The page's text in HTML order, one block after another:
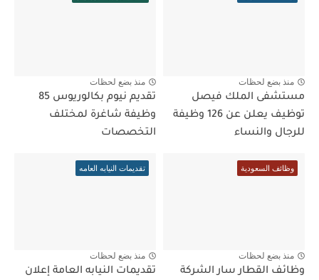
منذ بضع لحظات
مستشفى الملك فيصل
توظيف يعلن عن 126 وظيفة
للرجال والنساء
منذ بضع لحظات
تقديم نيوم بكالوريوس 85
وظيفة شاغرة لمختلف
التخصصات
وظائف السعودية
منذ بضع لحظات
وظائف القطار سار الشركة
تقديمات النيابه العامه
منذ بضع لحظات
تقديمات النيابه العامة إعلان